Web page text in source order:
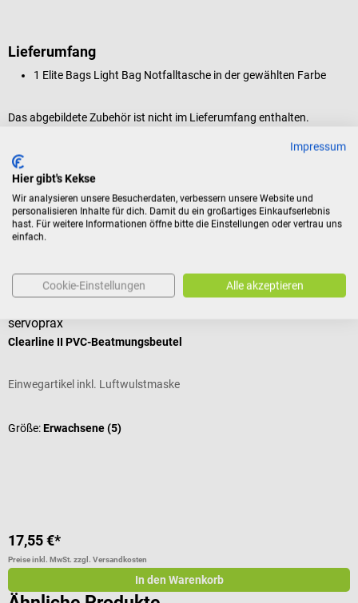
Lieferumfang
1 Elite Bags Light Bag Notfalltasche in der gewählten Farbe
Das abgebildete Zubehör ist nicht im Lieferumfang enthalten.
Produktidentifikation
Bewertungen
Kunden kauften auch
servoprax
Clearline II PVC-Beatmungsbeutel
Einwegartikel inkl. Luftwulstmaske
Größe:Erwachsene (5)
17,55 €*
Preise inkl. MwSt. zzgl. Versandkosten
In den Warenkorb
Impressum
Hier gibt's Kekse
Wir analysieren unsere Besucherdaten, verbessern unsere Website und
personalisieren Inhalte für dich. Damit du ein großartiges Einkaufserlebnis
hast. Für weitere Informationen öffne bitte die Einstellungen oder vertrau uns
einfach.
Cookie-Einstellungen Alle akzeptieren